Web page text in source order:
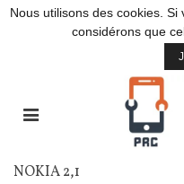
Nous utilisons des cookies.
considérons que
NOKIA 2,1